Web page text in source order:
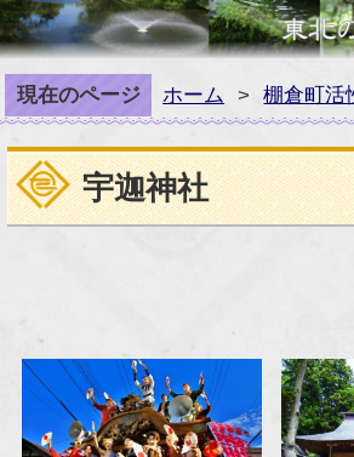
現在のページ ホーム > 棚倉町活
宇迦神社